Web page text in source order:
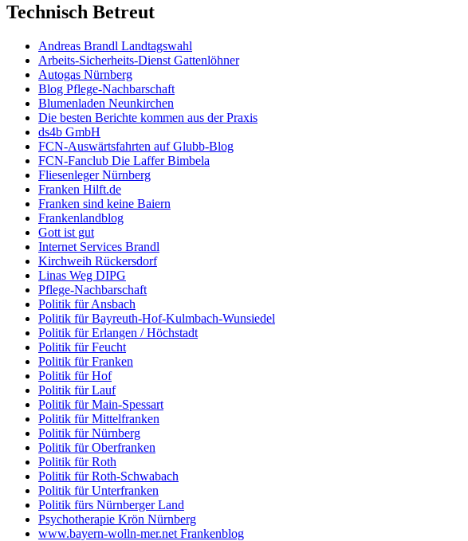
Technisch Betreut
Andreas Brandl Landtagswahl
Arbeits-Sicherheits-Dienst Gattenlöhner
Autogas Nürnberg
Blog Pflege-Nachbarschaft
Blumenladen Neunkirchen
Die besten Berichte kommen aus der Praxis
ds4b GmbH
FCN-Auswärtsfahrten auf Glubb-Blog
FCN-Fanclub Die Laffer Bimbela
Fliesenleger Nürnberg
Franken Hilft.de
Franken sind keine Baiern
Frankenlandblog
Gott ist gut
Internet Services Brandl
Kirchweih Rückersdorf
Linas Weg DIPG
Pflege-Nachbarschaft
Politik für Ansbach
Politik für Bayreuth-Hof-Kulmbach-Wunsiedel
Politik für Erlangen / Höchstadt
Politik für Feucht
Politik für Franken
Politik für Hof
Politik für Lauf
Politik für Main-Spessart
Politik für Mittelfranken
Politik für Nürnberg
Politik für Oberfranken
Politik für Roth
Politik für Roth-Schwabach
Politik für Unterfranken
Politik fürs Nürnberger Land
Psychotherapie Krön Nürnberg
www.bayern-wolln-mer.net Frankenblog